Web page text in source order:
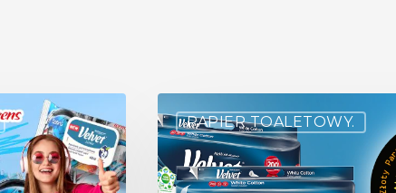
PAPIER TOALETOWY.